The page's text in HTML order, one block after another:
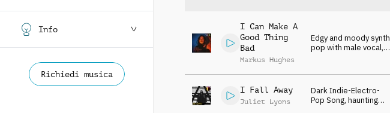
Info
Richiedi musica
I Can Make A
Good Thing
Bad
Markus Hughes
Edgy and moody synth
pop with male vocal,
I Fall Away
Juliet Lyons
Dark Indie-Electro-
Pop Song, haunting